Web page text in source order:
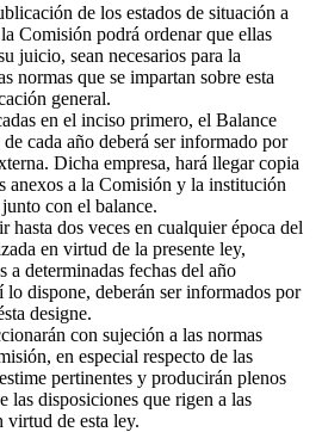
de los estados de situación a
Comisión podrá ordenar que ellas
juicio, sean necesarios para la
normas que se impartan sobre esta
general.
en el inciso primero, el Balance
cada año deberá ser informado por
Dicha empresa, hará llegar copia
anexos a la Comisión y la institución
con el balance.
dos veces en cualquier época del
en virtud de la presente ley,
a determinadas fechas del año
lo dispone, deberán ser informados por
designe.
con sujeción a las normas
en especial respecto de las
pertinentes y producirán plenos
las disposiciones que rigen a las
virtud de esta ley.